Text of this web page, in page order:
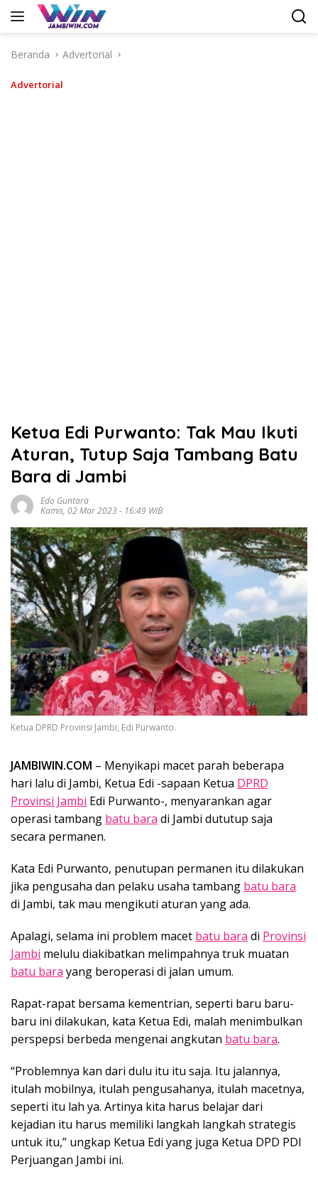
Langsung
Beranda
Advertorial
Advertorial
Ketua Edi Purwanto: Tak Mau Ikuti
Aturan, Tutup Saja Tambang Batu
Bara di Jambi
Edo Guntara
Kamis, 02 Mar 2023 - 16:49 WIB
Ketua DPRD Provinsi Jambi, Edi Purwanto.
JAMBIWIN.COM – Menyikapi macet parah beberapa
hari lalu di Jambi, Ketua Edi -sapaan Ketua DPRD
Provinsi Jambi Edi Purwanto-, menyarankan agar
operasi tambang batu bara di Jambi dututup saja
secara permanen.
Kata Edi Purwanto, penutupan permanen itu dilakukan
jika pengusaha dan pelaku usaha tambang batu bara
di Jambi, tak mau mengikuti aturan yang ada.
Apalagi, selama ini problem macet batu bara di Provinsi
Jambi melulu diakibatkan melimpahnya truk muatan
batu bara yang beroperasi di jalan umum.
Rapat-rapat bersama kementrian, seperti baru baru-
baru ini dilakukan, kata Ketua Edi, malah menimbulkan
perspepsi berbeda mengenai angkutan batu bara.
“Problemnya kan dari dulu itu itu saja. Itu jalannya,
itulah mobilnya, itulah pengusahanya, itulah macetnya,
seperti itu lah ya. Artinya kita harus belajar dari
kejadian itu harus memiliki langkah langkah strategis
untuk itu,” ungkap Ketua Edi yang juga Ketua DPD PDI
Perjuangan Jambi ini.